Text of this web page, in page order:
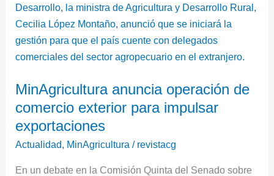
MinAgricultura anuncia operación de
comercio exterior para impulsar
exportaciones
Actualidad, MinAgricultura / revistacg
En un debate en la Comisión Quinta del Senado sobre
operación
de
comercio
exterior
impulsar
exportaciones